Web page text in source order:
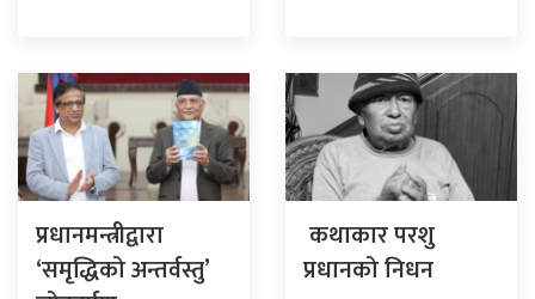
प्रधानमन्त्रीद्वारा
‘समृद्धिको अन्तर्वस्तु’
कथाकार परशु
प्रधानको निधन